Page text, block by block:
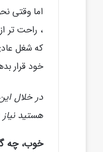
اما وقتی
، راحت تر
که شغل
خود قرار
در خلال
هستید
خوب، چه